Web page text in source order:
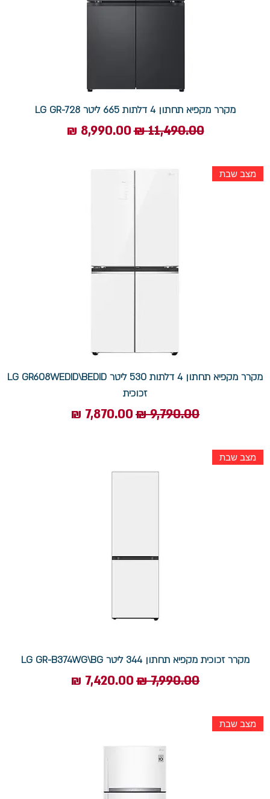
מקרר מקפיא תחתון 4 דלתות 665 ליטר LG GR-728
מחיר רגיל‏11,490.00 ‏₪ מחיר מבצע
מצב שבת
מקרר ‏מקפיא תחתון 4 דלתות 530 ‏ליטר LG GR608WEDID\BEDID
זכוכית
מחיר רגיל מחיר מבצע
מצב שבת
מקרר זכוכית מקפיא תחתון 344 ליטר LG GR-B374WG\BG
מחיר רגיל מחיר מבצע
מצב שבת